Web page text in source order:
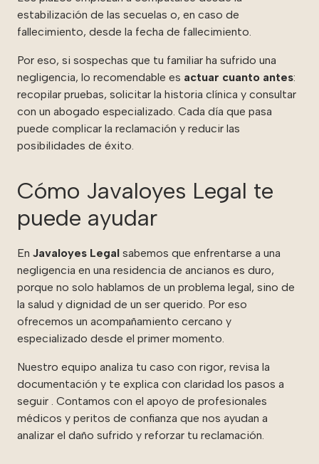
estabilización de las secuelas o, en caso de
fallecimiento, desde la fecha de fallecimiento.
Por eso, si sospechas que tu familiar ha sufrido una
negligencia, lo recomendable es actuar cuanto antes:
recopilar pruebas, solicitar la historia clínica y consultar
con un abogado especializado. Cada día que pasa
puede complicar la reclamación y reducir las
posibilidades de éxito.
Cómo Javaloyes Legal te
puede ayudar
En Javaloyes Legal sabemos que enfrentarse a una
negligencia en una residencia de ancianos es duro,
porque no solo hablamos de un problema legal, sino de
la salud y dignidad de un ser querido. Por eso
ofrecemos un acompañamiento cercano y
especializado desde el primer momento.
Nuestro equipo analiza tu caso con rigor, revisa la
documentación y te explica con claridad los pasos a
seguir . Contamos con el apoyo de profesionales
médicos y peritos de confianza que nos ayudan a
analizar el daño sufrido y reforzar tu reclamación.